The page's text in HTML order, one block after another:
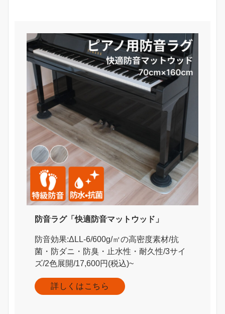
防音ラグ「快適防音マットウッド」
防音効果:ΔLL-6/600g/㎡の高密度素材/抗
菌・防ダニ・防臭・止水性・耐久性/3サイ
ズ/2色展開/17,600円(税込)~
詳しくはこちら